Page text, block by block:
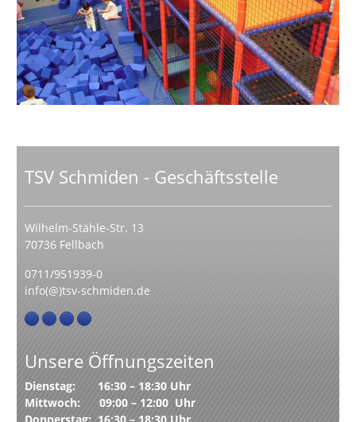
TSV Schmiden - Geschäftsstelle
Wilhelm-Stähle-Str. 13
70736 Fellbach
0711/951939-0
info(@)tsv-schmiden.de
Unsere Öffnungszeiten
Dienstag: 16:30 – 18:30 Uhr
Mittwoch: 09:00 – 12:00 Uhr